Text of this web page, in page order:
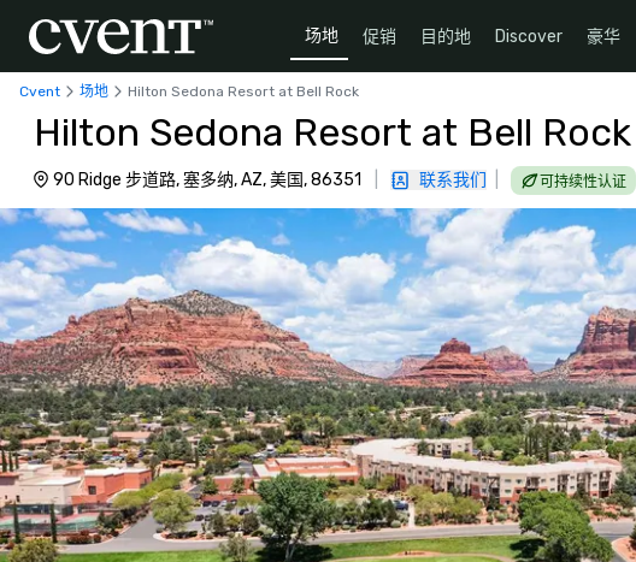
场地 促销 目的地 Discover 豪华
Cvent 场地 Hilton Sedona Resort at Bell Rock
Hilton Sedona Resort at Bell Rock
90 Ridge 步道路, 塞多纳, AZ, 美国, 86351 联系我们 可持续性认证